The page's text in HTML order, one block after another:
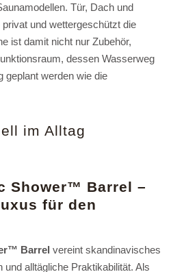
Tür, Dach und
und wettergeschützt die
ist damit nicht nur Zubehör,
dessen Wasserweg
geplant werden wie die
im Alltag
Shower™ Barrel –
für den
Barrel vereint skandinavisches
und alltägliche Praktikabilität. Als